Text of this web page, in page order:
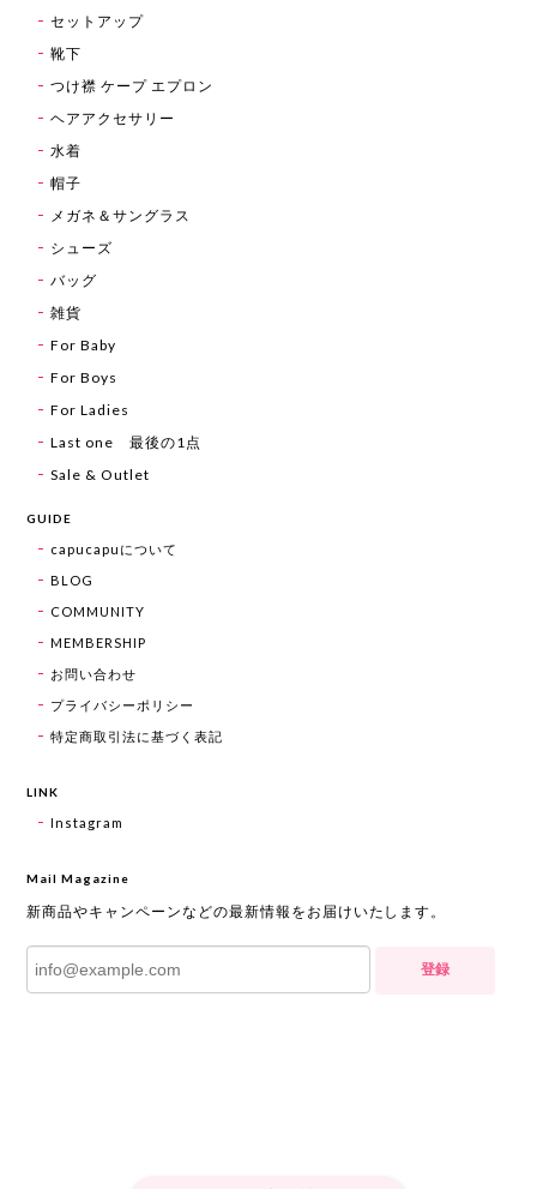
セットアップ
靴下
つけ襟 ケープ エプロン
ヘアアクセサリー
水着
帽子
メガネ＆サングラス
シューズ
バッグ
雑貨
For Baby
For Boys
For Ladies
Last one 最後の1点
Sale & Outlet
GUIDE
capucapuについて
BLOG
COMMUNITY
MEMBERSHIP
お問い合わせ
プライバシーポリシー
特定商取引法に基づく表記
LINK
Instagram
Mail Magazine
新商品やキャンペーンなどの最新情報をお届けいたします。
登録